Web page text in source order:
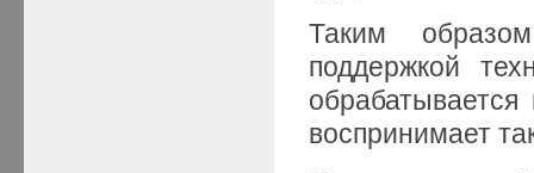
Таким
поддержкой
воспринимает